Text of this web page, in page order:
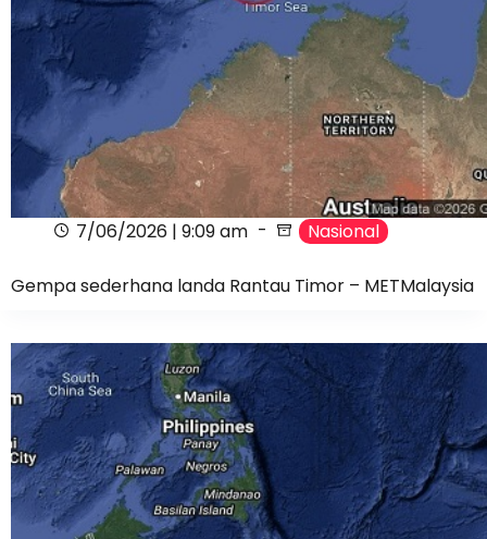
7/06/2026 | 9:09 am Nasional
Gempa sederhana landa Rantau Timor – METMalaysia